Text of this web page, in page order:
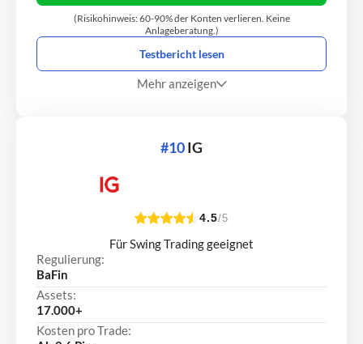
(Risikohinweis: 60-90% der Konten verlieren. Keine
Anlageberatung.)
Testbericht lesen
Mehr anzeigen
#10IG
4.5/5
Für Swing Trading geeignet
Regulierung:
BaFin
Assets:
17.000+
Kosten pro Trade: